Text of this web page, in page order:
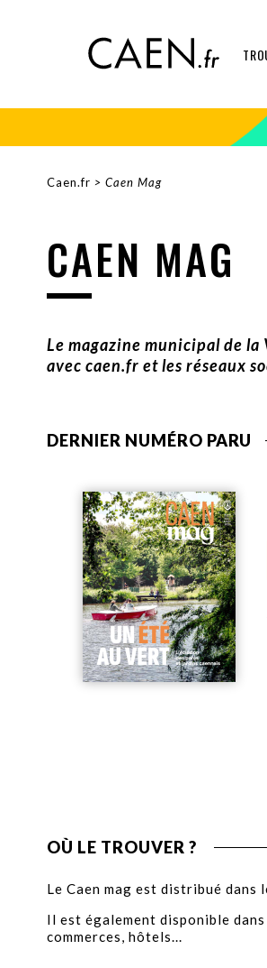
Caen.fr Caen Mag
CAEN MAG
Le magazine municipal de
avec caen.fr et les réseaux
DERNIER NUMÉRO PARU
OÙ LE TROUVER ?
Le Caen mag est distribué dans
Il est également disponible dans
commerces, hôtels...